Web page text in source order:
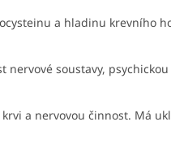
a hladinu krevního
soustavy,
a nervovou činnost. Má